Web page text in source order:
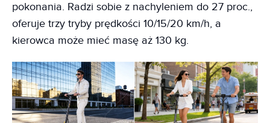
pokonania. Radzi sobie z nachyleniem do 27 proc.,
oferuje trzy tryby prędkości 10/15/20 km/h, a
kierowca może mieć masę aż 130 kg.